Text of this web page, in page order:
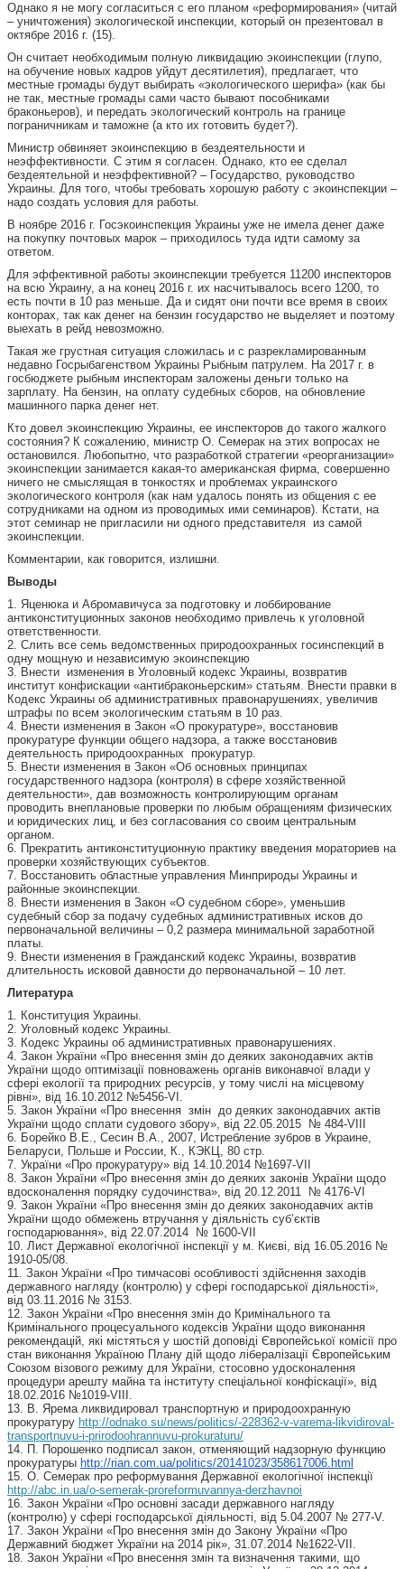
Однако я не могу согласиться с его планом «реформирования» (читай
– уничтожения) экологической инспекции, который он презентовал в
октябре 2016 г. (15).
Он считает необходимым полную ликвидацию экоинспекции (глупо,
на обучение новых кадров уйдут десятилетия), предлагает, что
местные громады будут выбирать «экологического шерифа» (как бы
не так, местные громады сами часто бывают пособниками
браконьеров), и передать экологический контроль на границе
пограничникам и таможне (а кто их готовить будет?).
Министр обвиняет экоинспекцию в бездеятельности и
неэффективности. С этим я согласен. Однако, кто ее сделал
бездеятельной и неэффективной? – Государство, руководство
Украины. Для того, чтобы требовать хорошую работу с экоинспекции –
надо создать условия для работы.
В ноябре 2016 г. Госэкоинспекция Украины уже не имела денег даже
на покупку почтовых марок – приходилось туда идти самому за
ответом.
Для эффективной работы экоинспекции требуется 11200 инспекторов
на всю Украину, а на конец 2016 г. их насчитывалось всего 1200, то
есть почти в 10 раз меньше. Да и сидят они почти все время в своих
конторах, так как денег на бензин государство не выделяет и поэтому
выехать в рейд невозможно.
Такая же грустная ситуация сложилась и с разрекламированным
недавно Госрыбагенством Украины Рыбным патрулем. На 2017 г. в
госбюджете рыбным инспекторам заложены деньги только на
зарплату. На бензин, на оплату судебных сборов, на обновление
машинного парка денег нет.
Кто довел экоинспекцию Украины, ее инспекторов до такого жалкого
состояния? К сожалению, министр О. Семерак на этих вопросах не
остановился. Любопытно, что разработкой стратегии «реорганизации»
экоинспекции занимается какая-то американская фирма, совершенно
ничего не смыслящая в тонкостях и проблемах украинского
экологического контроля (как нам удалось понять из общения с ее
сотрудниками на одном из проводимых ими семинаров). Кстати, на
этот семинар не пригласили ни одного представителя из самой
экоинспекции.
Комментарии, как говорится, излишни.
Выводы
1. Яценюка и Абромавичуса за подготовку и лоббирование
антиконституционных законов необходимо привлечь к уголовной
ответственности.
2. Слить все семь ведомственных природоохранных госинспекций в
одну мощную и независимую экоинспекцию
3. Внести изменения в Уголовный кодекс Украины, возвратив
институт конфискации «антибраконьерским» статьям. Внести правки в
Кодекс Украины об административных правонарушениях, увеличив
штрафы по всем экологическим статьям в 10 раз.
4. Внести изменения в Закон «О прокуратуре», восстановив
прокуратуре функции общего надзора, а также восстановив
деятельность природоохранных прокуратур.
5. Внести изменения в Закон «Об основных принципах
государственного надзора (контроля) в сфере хозяйственной
деятельности», дав возможность контролирующим органам
проводить внеплановые проверки по любым обращениям физических
и юридических лиц, и без согласования со своим центральным
органом.
6. Прекратить антиконституционную практику введения мораториев на
проверки хозяйствующих субъектов.
7. Восстановить областные управления Минприроды Украины и
районные экоинспекции.
8. Внести изменения в Закон «О судебном сборе», уменьшив
судебный сбор за подачу судебных административных исков до
первоначальной величины – 0,2 размера минимальной заработной
платы.
9. Внести изменения в Гражданский кодекс Украины, возвратив
длительность исковой давности до первоначальной – 10 лет.
Литература
1. Конституция Украины.
2. Уголовный кодекс Украины.
3. Кодекс Украины об административных правонарушениях.
4. Закон України «Про внесення змін до деяких законодавчих актів
України щодо оптимізації повноважень органів виконавчої влади у
сфері екології та природних ресурсів, у тому числі на місцевому
рівні», від 16.10.2012 №5456-VI.
5. Закон України «Про внесення змін до деяких законодавчих актів
України щодо сплати судового збору», від 22.05.2015 № 484-VIII
6. Борейко В.Е., Сесин В.А., 2007, Истребление зубров в Украине,
Беларуси, Польше и России, К., КЭКЦ, 80 стр.
7. України «Про прокуратуру» від 14.10.2014 №1697-VII
8. Закон України «Про внесення змін до деяких законів України щодо
вдосконалення порядку судочинства», від 20.12.2011 № 4176-VI
9. Закон України «Про внесення змін до деяких законодавчих актів
України щодо обмежень втручання у діяльність суб’єктів
господарювання», від 22.07.2014 № 1600-VII
10. Лист Державної екологічної інспекції у м. Києві, від 16.05.2016 №
1910-05/08.
11. Закон України «Про тимчасові особливості здійснення заходів
державного нагляду (контролю) у сфері господарської діяльності»,
від 03.11.2016 № 3153.
12. Закон України «Про внесення змін до Кримінального та
Кримінального процесуального кодексів України щодо виконання
рекомендацій, які містяться у шостій доповіді Європейської комісії про
стан виконання Україною Плану дій щодо лібералізації Європейським
Союзом візового режиму для України, стосовно удосконалення
процедури арешту майна та інституту спеціальної конфіскації», від
18.02.2016 №1019-VIII.
13. В. Ярема ликвидировал транспортную и природоохранную
прокуратуру http://odnako.su/news/politics/-228362-v-varema-likvidiroval-
transportnuvu-i-prirodoohrannuvu-prokuraturu/
14. П. Порошенко подписал закон, отменяющий надзорную функцию
прокуратуры http://rian.com.ua/politics/20141023/358617006.html
15. О. Семерак про реформування Державної екологічної інспекції
http://abc.in.ua/o-semerak-proreformuvannya-derzhavnoi
16. Закон України «Про основні засади державного нагляду
(контролю) у сфері господарської діяльності, від 5.04.2007 № 277-V.
17. Закон України «Про внесення змін до Закону України «Про
Державний бюджет України на 2014 рік», 31.07.2014 №1622-VII.
18. Закон України «Про внесення змін та визначення такими, що